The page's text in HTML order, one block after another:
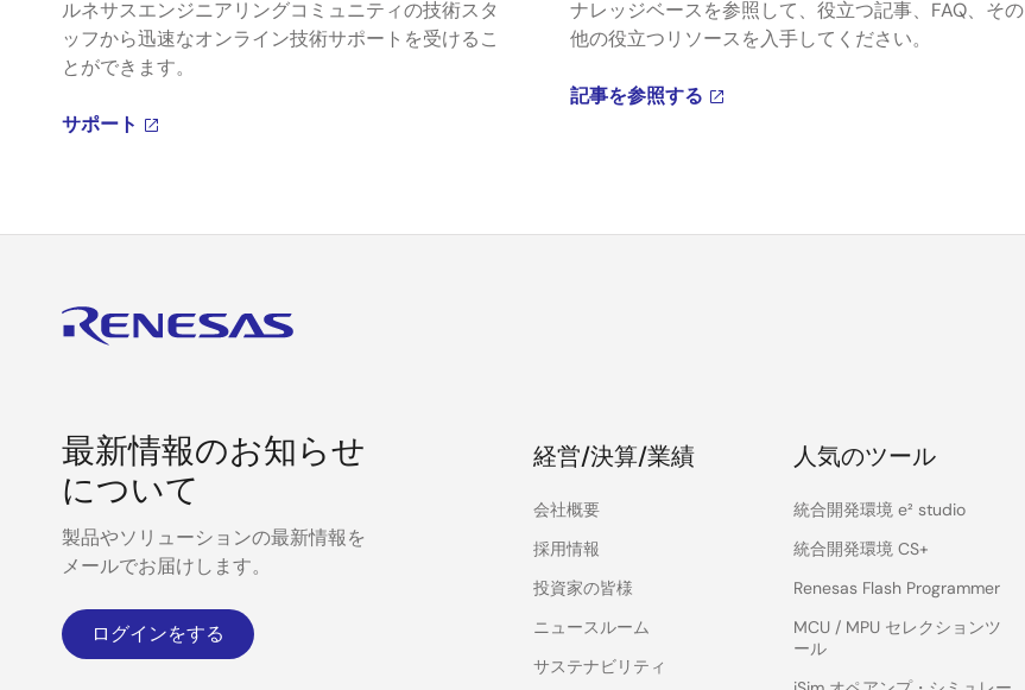
ルネサスエンジニアリングコミュニティの技術スタ
ッフから迅速なオンライン技術サポートを受けるこ
とができます。
サポート
ナレッジベースを参照して、役立つ記事、FAQ、その
他の役立つリソースを入手してください。
記事を参照する
最新情報のお知らせ
について
製品やソリューションの最新情報を
メールでお届けします。
ログインをする
経営/決算/業績
会社概要
採用情報
投資家の皆様
ニュースルーム
サステナビリティ
人気のツール
統合開発環境 e² studio
統合開発環境 CS+
Renesas Flash Programmer
MCU / MPU セレクションツ
ール